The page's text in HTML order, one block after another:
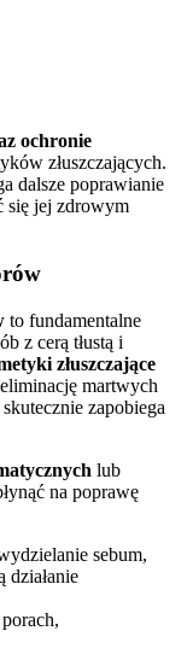
ochronie
złuszczających.
dalsze poprawianie
się jej zdrowym
to fundamentalne
z cerą tłustą i
złuszczające
martwych
zapobiega
lub
na poprawę
sebum,